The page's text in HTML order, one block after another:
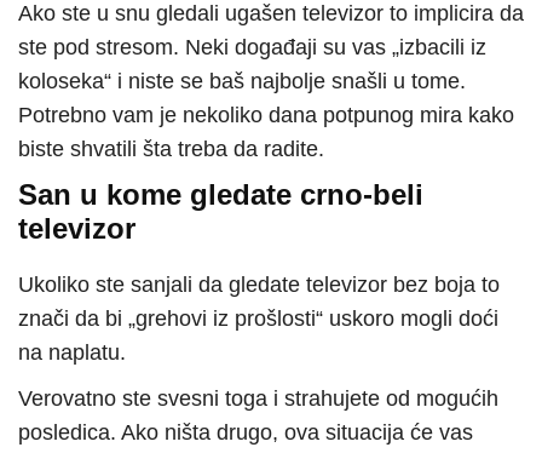
Ako ste u snu gledali ugašen televizor to implicira da
ste pod stresom. Neki događaji su vas „izbacili iz
koloseka“ i niste se baš najbolje snašli u tome.
Potrebno vam je nekoliko dana potpunog mira kako
biste shvatili šta treba da radite.
San u kome gledate crno-beli
televizor
Ukoliko ste sanjali da gledate televizor bez boja to
znači da bi „grehovi iz prošlosti“ uskoro mogli doći
na naplatu.
Verovatno ste svesni toga i strahujete od mogućih
posledica. Ako ništa drugo, ova situacija će vas